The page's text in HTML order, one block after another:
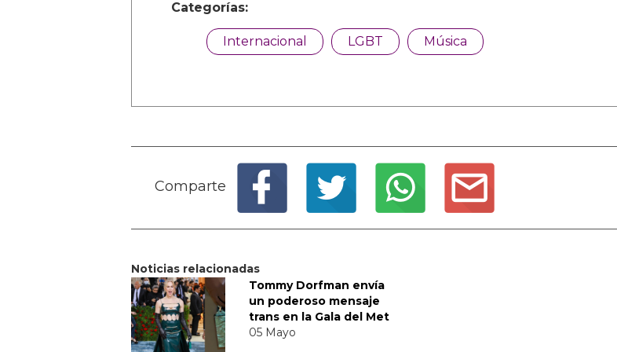
Categorías:
Internacional LGBT Música
Comparte
Noticias relacionadas
Tommy Dorfman envía
un poderoso mensaje
trans en la Gala del Met
05 Mayo